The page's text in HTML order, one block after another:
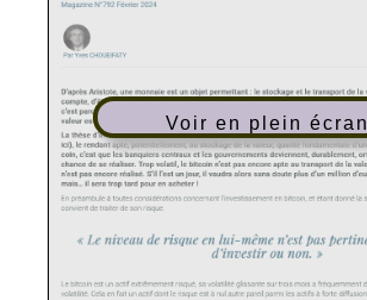
Voir en plein écran